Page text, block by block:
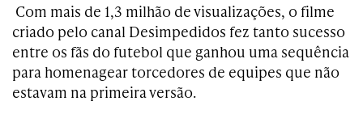
Com mais de 1,3 milhão de visualizações, o filme
criado pelo canal Desimpedidos fez tanto sucesso
entre os fãs do futebol que ganhou uma sequência
para homenagear torcedores de equipes que não
estavam na primeira versão.